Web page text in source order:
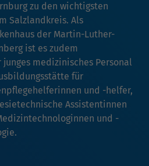
zu den wichtigsten
Salzlandkreis. Als
der Martin-Luther-
ist es zudem
medizinisches Personal
für
und -helfer,
Assistentinnen
und -